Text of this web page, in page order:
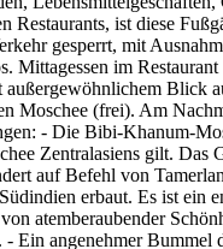
Restaurants, ist diese
gesperrt, mit
Mittagessen im
außergewöhnlichem Blick
Moschee (frei). Am
- Die Bibi-Khanum-
Zentralasiens gilt. Das
auf Befehl von
erbaut. Es ist ein
atemberaubender
- Ein angenehmer Bummel